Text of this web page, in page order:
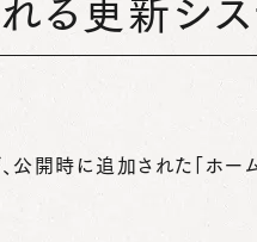
開時に追加された「ホ